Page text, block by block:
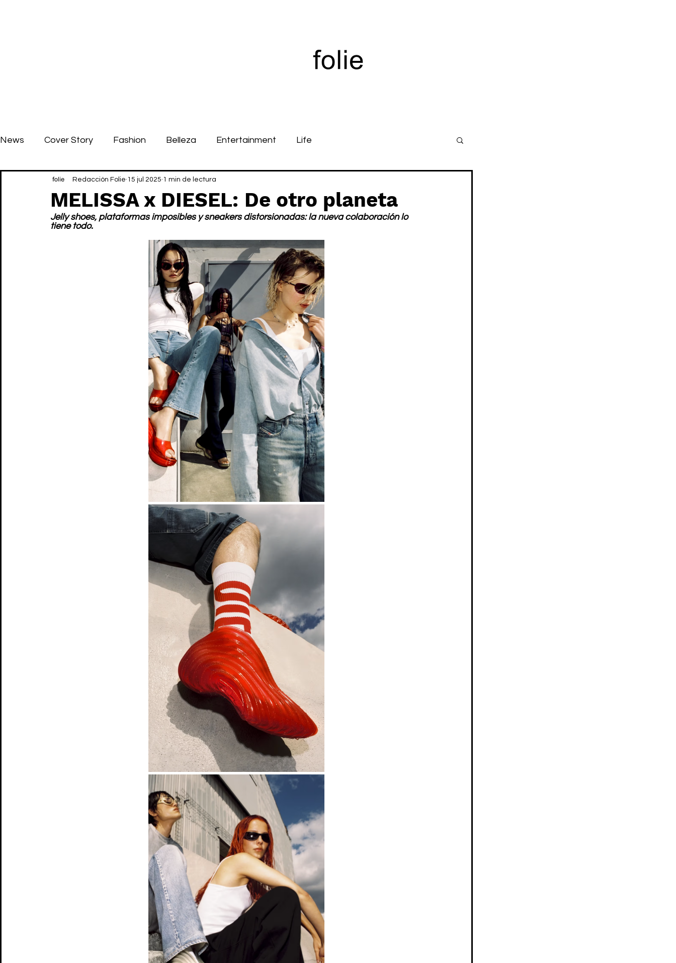
News Cover Story Fashion Belleza Entertainment Life
MELISSA x DIESEL: De otro planeta
Redacción Folie 15 jul 2025 1 min de lectura
Jelly shoes, plataformas imposibles y sneakers distorsionadas: la nueva colaboración lo
tiene todo.